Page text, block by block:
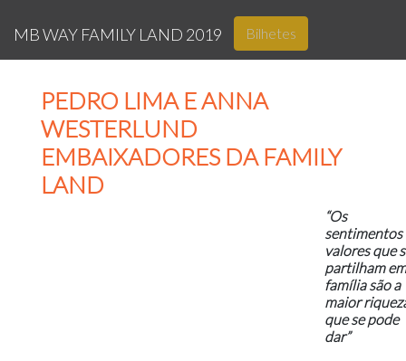
MB WAY FAMILY LAND 2019 Bilhetes
PEDRO LIMA E ANNA
WESTERLUND
EMBAIXADORES DA FAMILY
LAND
“Os
sentimentos
valores que
partilham em
família são a
maior
que se pode
dar”